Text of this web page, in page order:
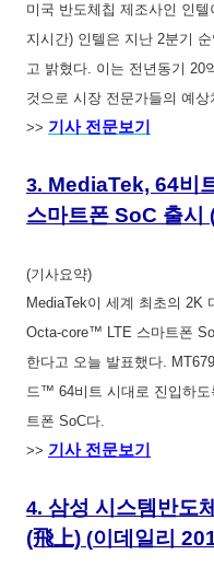
미국 반도체칩 제조사인 인
지시간) 인텔은 지난 2분기
고 밝혔다. 이는 전년동기 20
것으로 시장 전문가들의 예
>> 기사 전문보기
3. MediaTek, 64비
스마트폰 SoC 출시
(기사요약)
MediaTek이 세계 최초의 2K
Octa-core™ LTE 스마트폰
한다고 오늘 발표했다.
드™ 64비트 시대로 진입하
트폰 SoC다.
>> 기사 전문보기
4. 삼성 시스템반도
(飛上) (이데일리